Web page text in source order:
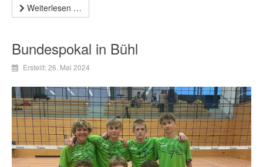
Weiterlesen …
Bundespokal in Bühl
Erstellt: 26. Mai 2024